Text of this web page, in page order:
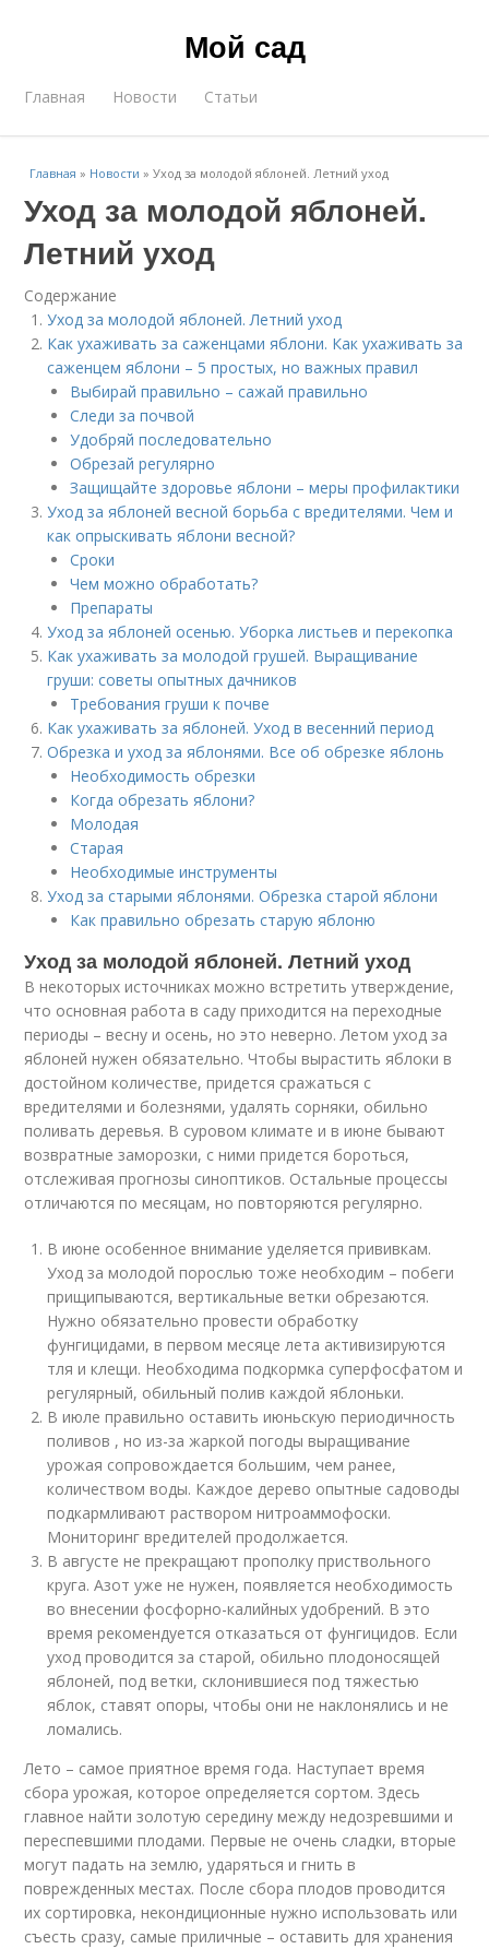
Мой сад
Главная Новости Статьи
Главная » Новости »Уход за молодой яблоней. Летний уход
Уход за молодой яблоней.
Летний уход
Содержание
Уход за молодой яблоней. Летний уход
Как ухаживать за саженцами яблони. Как ухаживать за
саженцем яблони – 5 простых, но важных правил
Выбирай правильно – сажай правильно
Следи за почвой
Удобряй последовательно
Обрезай регулярно
Защищайте здоровье яблони – меры профилактики
Уход за яблоней весной борьба с вредителями. Чем и
как опрыскивать яблони весной?
Сроки
Чем можно обработать?
Препараты
Уход за яблоней осенью. Уборка листьев и перекопка
Как ухаживать за молодой грушей. Выращивание
груши: советы опытных дачников
Требования груши к почве
Как ухаживать за яблоней. Уход в весенний период
Обрезка и уход за яблонями. Все об обрезке яблонь
Необходимость обрезки
Когда обрезать яблони?
Молодая
Старая
Необходимые инструменты
Уход за старыми яблонями. Обрезка старой яблони
Как правильно обрезать старую яблоню
Уход за молодой яблоней. Летний уход
В некоторых источниках можно встретить утверждение,
что основная работа в саду приходится на переходные
периоды – весну и осень, но это неверно. Летом уход за
яблоней нужен обязательно. Чтобы вырастить яблоки в
достойном количестве, придется сражаться с
вредителями и болезнями, удалять сорняки, обильно
поливать деревья. В суровом климате и в июне бывают
возвратные заморозки, с ними придется бороться,
отслеживая прогнозы синоптиков. Остальные процессы
отличаются по месяцам, но повторяются регулярно.
В июне особенное внимание уделяется прививкам.
Уход за молодой порослью тоже необходим – побеги
прищипываются, вертикальные ветки обрезаются.
Нужно обязательно провести обработку
фунгицидами, в первом месяце лета активизируются
тля и клещи. Необходима подкормка суперфосфатом и
регулярный, обильный полив каждой яблоньки.
В июле правильно оставить июньскую периодичность
поливов , но из-за жаркой погоды выращивание
урожая сопровождается большим, чем ранее,
количеством воды. Каждое дерево опытные садоводы
подкармливают раствором нитроаммофоски.
Мониторинг вредителей продолжается.
В августе не прекращают прополку приствольного
круга. Азот уже не нужен, появляется необходимость
во внесении фосфорно-калийных удобрений. В это
время рекомендуется отказаться от фунгицидов. Если
уход проводится за старой, обильно плодоносящей
яблоней, под ветки, склонившиеся под тяжестью
яблок, ставят опоры, чтобы они не наклонялись и не
ломались.
Лето – самое приятное время года. Наступает время
сбора урожая, которое определяется сортом. Здесь
главное найти золотую середину между недозревшими и
переспевшими плодами. Первые не очень сладки, вторые
могут падать на землю, ударяться и гнить в
поврежденных местах. После сбора плодов проводится
их сортировка, некондиционные нужно использовать или
съесть сразу, самые приличные – оставить для хранения